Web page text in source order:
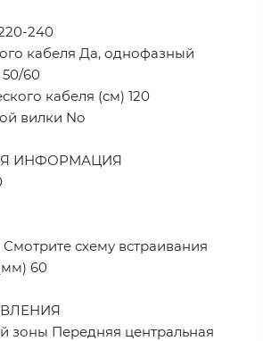
240
кабеля Да, однофазный
50/60
кабеля (см) 120
вилки No
ИНФОРМАЦИЯ
схему встраивания
60
зоны Передняя центральная